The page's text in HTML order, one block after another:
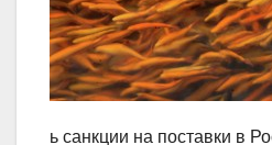
ь санкции на поставки в